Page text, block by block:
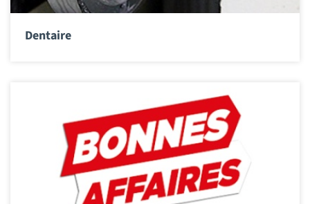
Dentaire